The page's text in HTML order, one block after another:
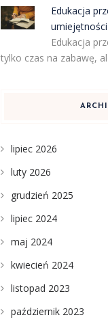
Edukacja
umiejętności
Edukacja
tylko czas na zabawę,
lipiec 2026
luty 2026
grudzień 2025
lipiec 2024
maj 2024
kwiecień 2024
listopad 2023
październik 2023